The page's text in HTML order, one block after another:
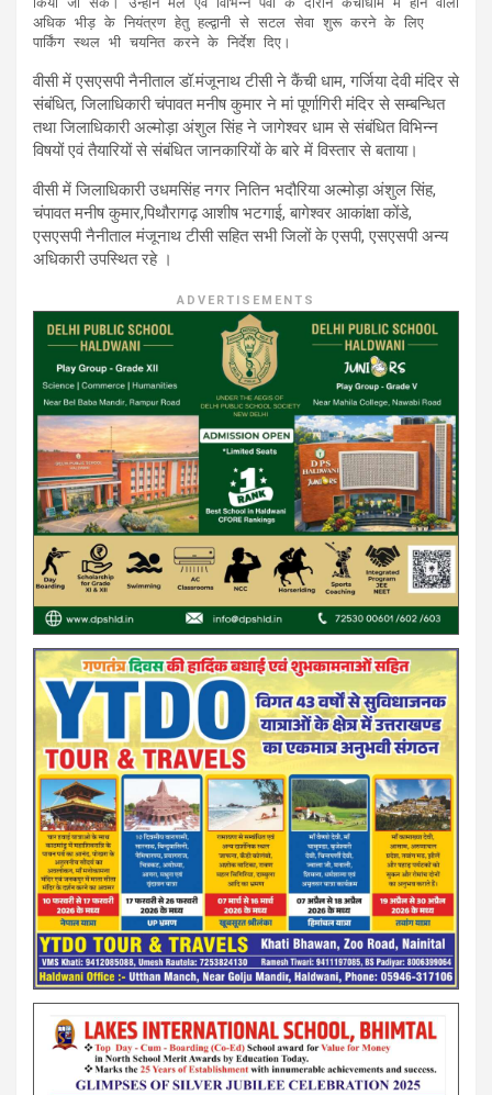
अधिक भीड़ के नियंत्रण हेतु हल्द्वानी से सटल सेवा शुरू करने के लिए
पार्किंग स्थल भी चयनित करने के निर्देश दिए।
वीसी में एसएसपी नैनीताल डॉ.मंजूनाथ टीसी ने कैंची धाम, गर्जिया देवी मंदिर से
संबंधित, जिलाधिकारी चंपावत मनीष कुमार ने मां पूर्णागिरी मंदिर से सम्बन्धित
तथा जिलाधिकारी अल्मोड़ा अंशुल सिंह ने जागेश्वर धाम से संबंधित विभिन्न
विषयों एवं तैयारियों से संबंधित जानकारियों के बारे में विस्तार से बताया।
वीसी में जिलाधिकारी उधमसिंह नगर नितिन भदौरिया अल्मोड़ा अंशुल सिंह,
चंपावत मनीष कुमार,पिथौरागढ़ आशीष भटगाई, बागेश्वर आकांक्षा कोंडे,
एसएसपी नैनीताल मंजूनाथ टीसी सहित सभी जिलों के एसपी, एसएसपी अन्य
अधिकारी उपस्थित रहे ।
ADVERTISEMENTS